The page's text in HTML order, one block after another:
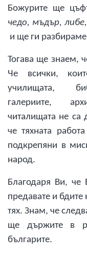
Божурите ще
чедо, мъдър,
и ще ги
Тогава ще знаем,
Че всички,
училищата,
галериите,
читалищата не са
че тяхната
подкрепяни в
народ.
Благодаря Ви, че
предавате и
тях. Знам, че
ще държите в
българите.